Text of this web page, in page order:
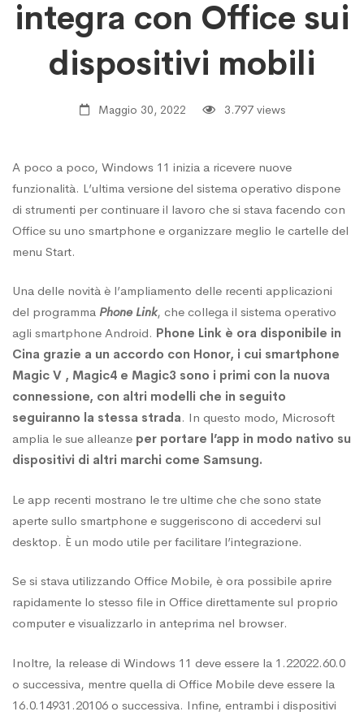
ora
integra
con
Office
sui
dispositivi
mobili
integra con Office sui
dispositivi mobili
Maggio 30, 2022 3.797 views
A poco a poco, Windows 11 inizia a ricevere nuove
funzionalità. L’ultima versione del sistema operativo dispone
di strumenti per continuare il lavoro che si stava facendo con
Office su uno smartphone e organizzare meglio le cartelle del
menu Start.
Una delle novità è l’ampliamento delle recenti applicazioni
del programma Phone Link, che collega il sistema operativo
agli smartphone Android. Phone Link è ora disponibile in
Cina grazie a un accordo con Honor, i cui smartphone
Magic V , Magic4 e Magic3 sono i primi con la nuova
connessione, con altri modelli che in seguito
seguiranno la stessa strada. In questo modo, Microsoft
amplia le sue alleanze per portare l’app in modo nativo su
dispositivi di altri marchi come Samsung.
Le app recenti mostrano le tre ultime che che sono state
aperte sullo smartphone e suggeriscono di accedervi sul
desktop. È un modo utile per facilitare l’integrazione.
Se si stava utilizzando Office Mobile, è ora possibile aprire
rapidamente lo stesso file in Office direttamente sul proprio
computer e visualizzarlo in anteprima nel browser.
Inoltre, la release di Windows 11 deve essere la 1.22022.60.0
o successiva, mentre quella di Office Mobile deve essere la
16.0.14931.20106 o successiva. Infine, entrambi i dispositivi